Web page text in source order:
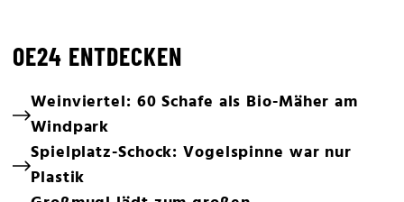
OE24 ENTDECKEN
Weinviertel: 60 Schafe als Bio-Mäher am
Windpark
Spielplatz-Schock: Vogelspinne war nur
Plastik